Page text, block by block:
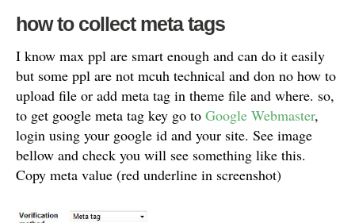
how to collect meta tags
I know max ppl are smart enough and can do it easily
but some ppl are not mcuh technical and don no how to
upload file or add meta tag in theme file and where. so,
to get google meta tag key go to Google Webmaster,
login using your google id and your site. See image
bellow and check you will see something like this.
Copy meta value (red underline in screenshot)